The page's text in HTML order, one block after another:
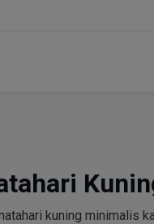
kuning minimalis